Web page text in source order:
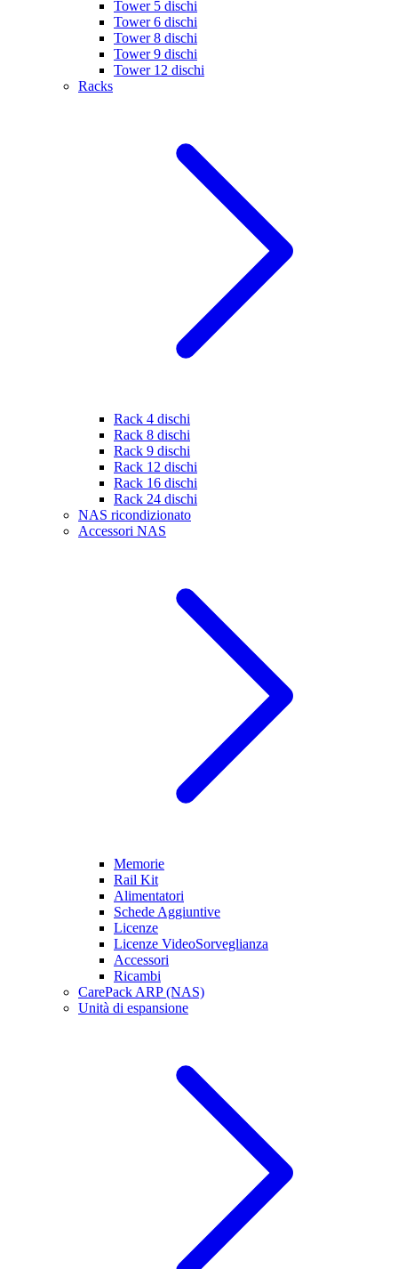
Tower 5 dischi
Tower 6 dischi
Tower 8 dischi
Tower 9 dischi
Tower 12 dischi
Racks
Rack 4 dischi
Rack 8 dischi
Rack 9 dischi
Rack 12 dischi
Rack 16 dischi
Rack 24 dischi
NAS ricondizionato
Accessori NAS
Memorie
Rail Kit
Alimentatori
Schede Aggiuntive
Licenze
Licenze VideoSorveglianza
Accessori
Ricambi
CarePack ARP (NAS)
Unità di espansione